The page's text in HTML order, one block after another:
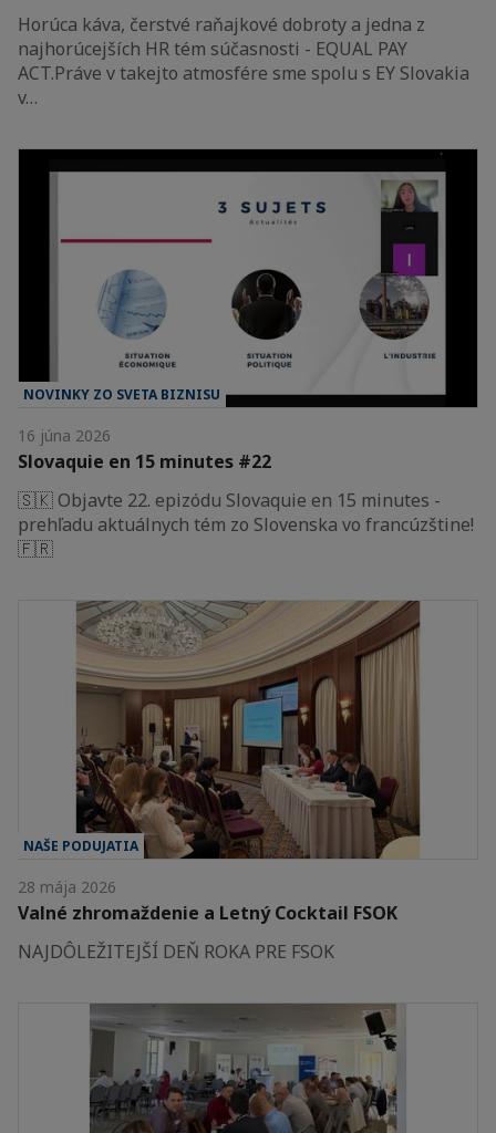
Horúca káva, čerstvé raňajkové dobroty a jedna z
najhorúcejších HR tém súčasnosti - EQUAL PAY
ACT.Práve v takejto atmosfére sme spolu s EY Slovakia
v…
NOVINKY ZO SVETA BIZNISU
16 júna 2026
Slovaquie en 15 minutes #22
🇸🇰 Objavte 22. epizódu Slovaquie en 15 minutes -
prehľadu aktuálnych tém zo Slovenska vo francúzštine!
🇫🇷
NAŠE PODUJATIA
28 mája 2026
Valné zhromaždenie a Letný Cocktail FSOK
NAJDÔLEŽITEJŠÍ DEŇ ROKA PRE FSOK